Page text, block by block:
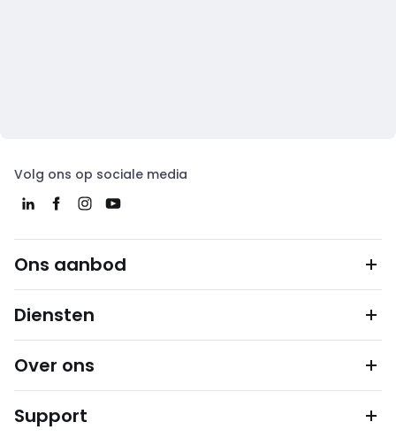
Volg ons op sociale media
Ons aanbod
Diensten
Over ons
Support